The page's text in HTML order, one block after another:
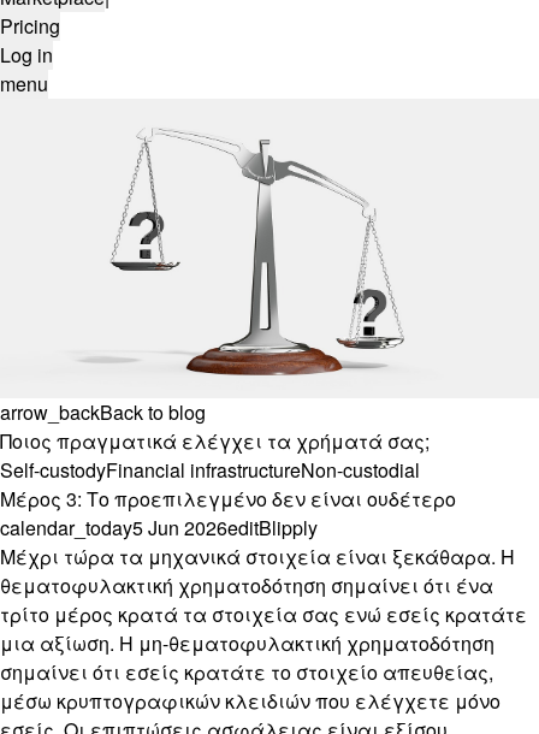
Pricing
Log in
menu
arrow_backBack to blog
Ποιος πραγματικά ελέγχει τα χρήματά σας;
Self-custodyFinancial infrastructureNon-custodial
Μέρος 3: Το προεπιλεγμένο δεν είναι ουδέτερο
calendar_today5 Jun 2026editBlipply
Μέχρι τώρα τα μηχανικά στοιχεία είναι ξεκάθαρα. Η
θεματοφυλακτική χρηματοδότηση σημαίνει ότι ένα
τρίτο μέρος κρατά τα στοιχεία σας ενώ εσείς κρατάτε
μια αξίωση. Η μη-θεματοφυλακτική χρηματοδότηση
σημαίνει ότι εσείς κρατάτε το στοιχείο απευθείας,
μέσω κρυπτογραφικών κλειδιών που ελέγχετε μόνο